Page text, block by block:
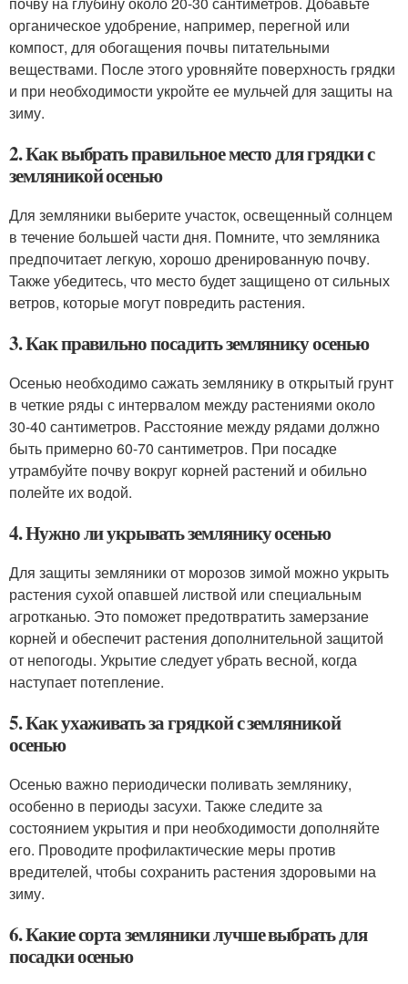
органическое удобрение, например, перегной или
компост, для обогащения почвы питательными
веществами. После этого уровняйте поверхность грядки
и при необходимости укройте ее мульчей для защиты на
зиму.
2. Как выбрать правильное место для грядки с
земляникой осенью
Для земляники выберите участок, освещенный солнцем
в течение большей части дня. Помните, что земляника
предпочитает легкую, хорошо дренированную почву.
Также убедитесь, что место будет защищено от сильных
ветров, которые могут повредить растения.
3. Как правильно посадить землянику осенью
Осенью необходимо сажать землянику в открытый грунт
в четкие ряды с интервалом между растениями около
30-40 сантиметров. Расстояние между рядами должно
быть примерно 60-70 сантиметров. При посадке
утрамбуйте почву вокруг корней растений и обильно
полейте их водой.
4. Нужно ли укрывать землянику осенью
Для защиты земляники от морозов зимой можно укрыть
растения сухой опавшей листвой или специальным
агротканью. Это поможет предотвратить замерзание
корней и обеспечит растения дополнительной защитой
от непогоды. Укрытие следует убрать весной, когда
наступает потепление.
5. Как ухаживать за грядкой с земляникой
осенью
Осенью важно периодически поливать землянику,
особенно в периоды засухи. Также следите за
состоянием укрытия и при необходимости дополняйте
его. Проводите профилактические меры против
вредителей, чтобы сохранить растения здоровыми на
зиму.
6. Какие сорта земляники лучше выбрать для
посадки осенью